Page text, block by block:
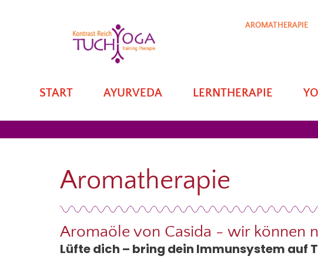
AROMATHERAPIE
START AYURVEDA LERNTHERAPIE
Aromatherapie
Aromaöle von Casida - wir können
Lüfte dich – bring dein Immunsystem auf